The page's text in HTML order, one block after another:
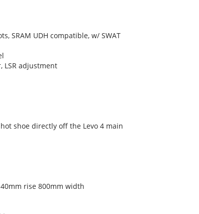
SRAM UDH compatible, w/ SWAT
LSR adjustment
shoe directly off the Levo 4 main
rise 800mm width